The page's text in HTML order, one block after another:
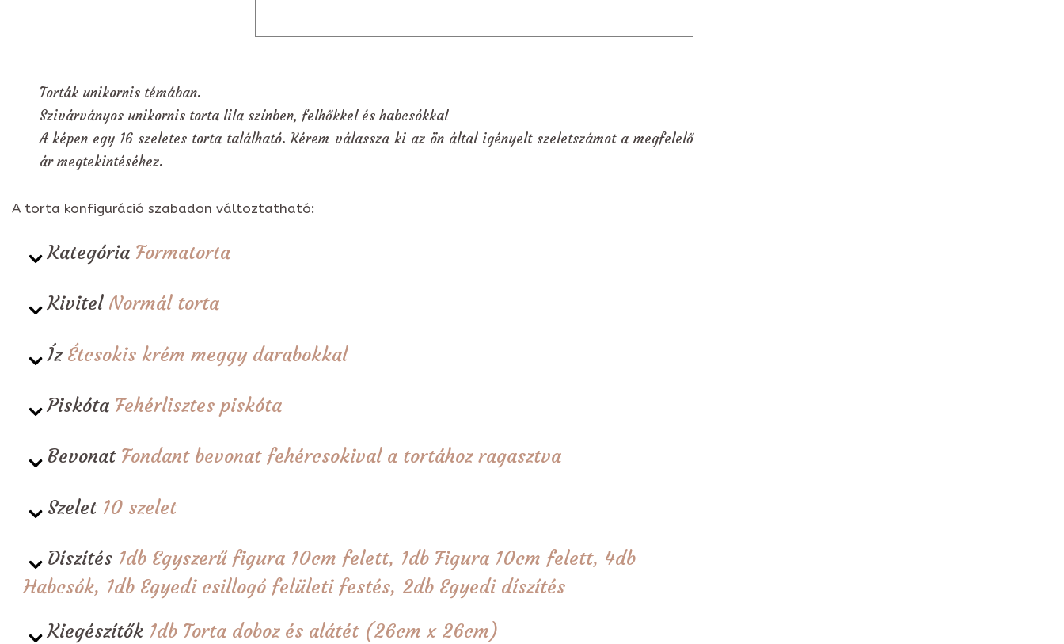
Torták unikornis témában.
Szivárványos unikornis torta lila színben, felhőkkel és habcsókkal
A képen egy 16 szeletes torta található. Kérem válassza ki az ön által igényelt szeletszámot a megfelelő
ár megtekintéséhez.
A torta konfiguráció szabadon változtatható:
Kategória Formatorta
Kivitel Normál torta
Íz Étcsokis krém meggy darabokkal
Piskóta Fehérlisztes piskóta
Bevonat Fondant bevonat fehércsokival a tortához ragasztva
Szelet 10 szelet
Díszítés 1db Egyszerű figura 10cm felett, 1db Figura 10cm felett, 4db
Habcsók, 1db Egyedi csillogó felületi festés, 2db Egyedi díszítés
Kiegészítők 1db Torta doboz és alátét (26cm x 26cm)